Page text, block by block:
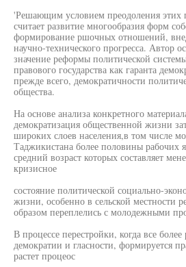
'Решающим условием преодоления этих
считает развитие многообразия форм
формирование ршочных отношений,
научно-технического прогресса. Автор
значение реформы политической
правового государства как гаранта
прежде всего, демократичности
общества.
На основе анализа конкретного
демократизация общественной жизни
широких слоев населения,в том числе
Таджикистана более половины рабочих
средний возраст которых составляет
кризисное
состояние политической социально-
жизни, особенно в сельской местности
образом переплелись с молодежными
В процессе перестройки, когда все
демократии и гласности, формируется
растет процеос